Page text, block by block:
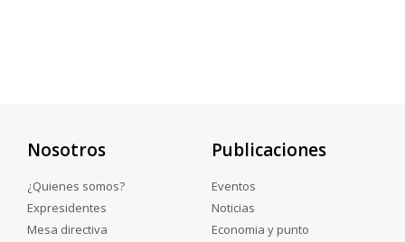
Nosotros
¿Quienes somos?
Expresidentes
Mesa directiva
Publicaciones
Eventos
Noticias
Economia y punto